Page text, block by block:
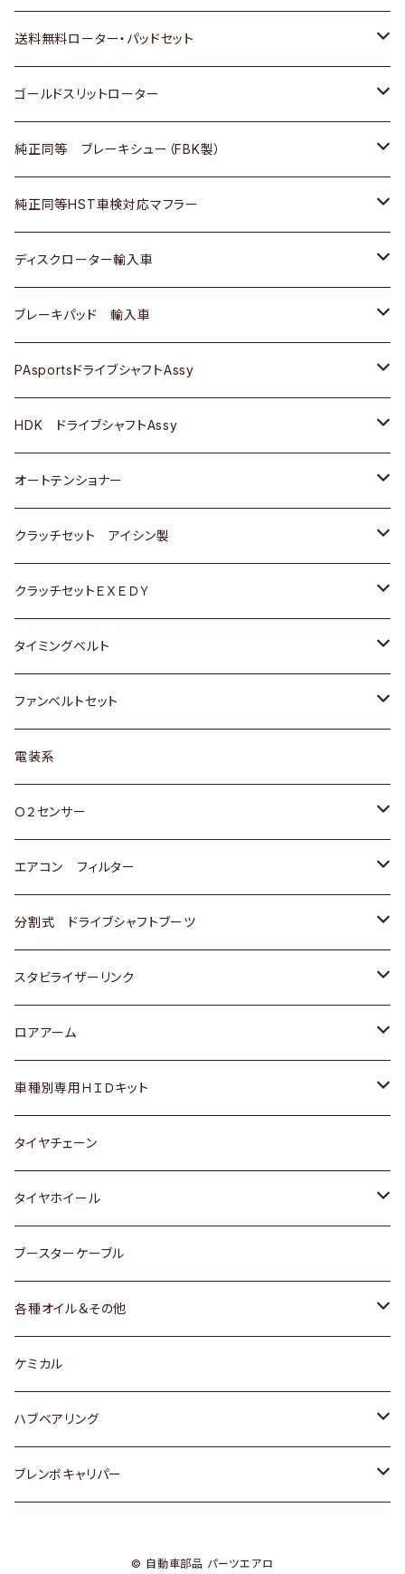
日野
三菱ふそう
ＢＭＷ
日野
三菱ふそう
三菱ふそう
その他
三菱
スバル
ダイハツ
マツダ
三菱
スバル
マツダ
三菱
日産
ダイハツ
マツダ
三菱
スバル
スズキ
日産
いすゞ
ダイハツ
マツダ
三菱
スバル
ＢＥＮＺ
ホンダ
スズキ
日産
ダイハツ
マツダ
三菱
スバル
トヨタ
ホンダ
日産
いすゞ
ダイハツ
マツダ
三菱
スバル
送料無料ローター・パッドセット
トヨタ
ホンダ
スズキ
日産
ダイハツ
マツダ
三菱
スバル
ゴールドスリットローター
トヨタ
ホンダ
スズキ
日産
ダイハツ
マツダ
三菱
スバル
純正同等 ブレーキシュー（FBK製）
ホンダ
スズキ
日産
ダイハツ
マツダ
三菱
スバル
純正同等HST車検対応マフラー
トヨタ
ホンダ
スズキ
日産
いすゞ
ダイハツ
マツダ
三菱
スバル
日野
ディスクローター輸入車
ＡＵＤＩ
ＢＥＮＺ
ＢＭＷ
GOLF
ＷＡＧＥＮ
アストロ（シボレー）
クライスラー
ブレーキパッド 輸入車
ＢＥＮＺ
ＢＭＷ
ＷＡＧＥＮ
ＶＯＬＶＯ
PAsportsドライブシャフトAssy
トヨタ
ホンダ
スズキ
日産
ダイハツ
マツダ
三菱
スバル
HDK ドライブシャフトAssy
スズキ
ダイハツ
日産
ホンダ
マツダ
オートテンショナー
トヨタ
クラッチセット アイシン製
ホンダ
スズキ
ダイハツ
マツダ
三菱
スバル
クラッチセットＥＸＥＤＹ
ホンダ
スズキ
日産
ダイハツ
マツダ
三菱
スバル
タイミングベルト
トヨタ
スズキ
ダイハツ
三菱
スバル
ファンベルトセット
トヨタ
ホンダ
スズキ
日産
いすゞ
ダイハツ
マツダ
三菱
スバル
レクサス
電装系
Ｏ２センサー
トヨタ
ホンダ
スズキ
日産
ダイハツ
マツダ
三菱
スバル
エアコン フィルター
トヨタ
ホンダ
スズキ
日産
いすゞ
ダイハツ
マツダ
三菱
スバル
分割式 ドライブシャフトブーツ
トヨタ
ホンダ
スズキ
日産
ダイハツ
スバル
スタビライザーリンク
トヨタ
ホンダ
スズキ
日産
ダイハツ
マツダ
ロアアーム
ホンダ
スズキ
日産
ダイハツ
マツダ
スバル
車種別専用ＨＩＤキット
トヨタ
マツダ
タイヤチェーン
タイヤホイール
トヨタ
ホンダ
スズキ
日産
ダイハツ
ブースターケーブル
各種オイル＆その他
ディーデル洗浄添加剤
ケミカル
ハブベアリング
トヨタ
ブレンボキャリパー
© 自動車部品 パーツエアロ